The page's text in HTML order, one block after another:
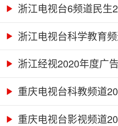
浙江电视台6频道民生
浙江电视台科学教育
浙江经视2020年度广
重庆电视台科教频道
重庆电视台影视频道